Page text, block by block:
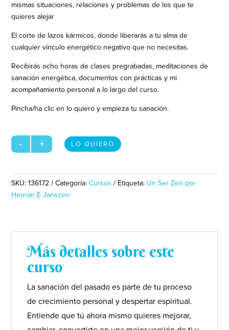
mismas situaciones, relaciones y problemas de los que te
quieres alejar
El corte de lazos kármicos, donde liberarás a tu alma de
cualquier vínculo energético negativo que no necesitas.
Recibirás ocho horas de clases pregrabadas, meditaciones de
sanación energética, documentos con prácticas y mi
acompañamiento personal a lo largo del curso.
Pincha/ha clic en lo quiero y empieza tu sanación.
Sana
- + LO QUIERO
SKU:136172 Categoría:Cursos Etiqueta: Un Ser Zen por
Hernán E Janszen
Más detalles sobre este
curso
La sanación del pasado es parte de tu proceso
de crecimiento personal y despertar espiritual.
Entiende que tú ahora mismo quieres mejorar,